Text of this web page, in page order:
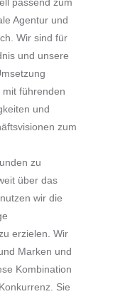
passend zum
Agentur und
Wir sind für
und unsere
führenden
und
zum
zu
über das
wir die
erzielen. Wir
Marken und
Kombination
Sie